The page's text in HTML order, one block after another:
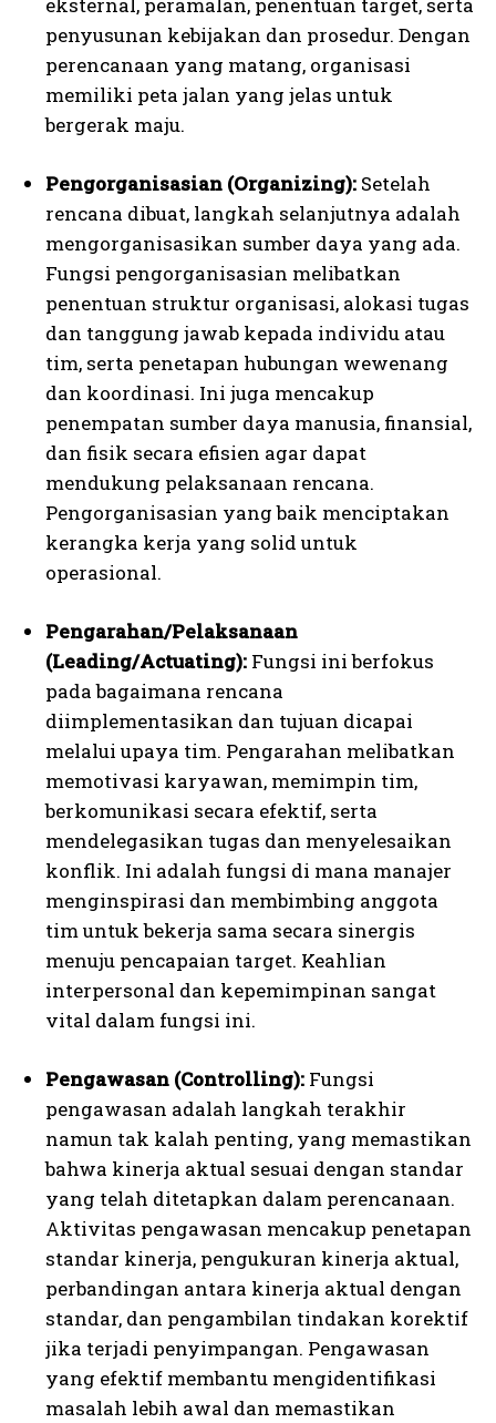
penyusunan kebijakan dan prosedur. Dengan
perencanaan yang matang, organisasi
memiliki peta jalan yang jelas untuk
bergerak maju.
Pengorganisasian (Organizing): Setelah
rencana dibuat, langkah selanjutnya adalah
mengorganisasikan sumber daya yang ada.
Fungsi pengorganisasian melibatkan
penentuan struktur organisasi, alokasi tugas
dan tanggung jawab kepada individu atau
tim, serta penetapan hubungan wewenang
dan koordinasi. Ini juga mencakup
penempatan sumber daya manusia, finansial,
dan fisik secara efisien agar dapat
mendukung pelaksanaan rencana.
Pengorganisasian yang baik menciptakan
kerangka kerja yang solid untuk
operasional.
Pengarahan/Pelaksanaan
(Leading/Actuating): Fungsi ini berfokus
pada bagaimana rencana
diimplementasikan dan tujuan dicapai
melalui upaya tim. Pengarahan melibatkan
memotivasi karyawan, memimpin tim,
berkomunikasi secara efektif, serta
mendelegasikan tugas dan menyelesaikan
konflik. Ini adalah fungsi di mana manajer
menginspirasi dan membimbing anggota
tim untuk bekerja sama secara sinergis
menuju pencapaian target. Keahlian
interpersonal dan kepemimpinan sangat
vital dalam fungsi ini.
Pengawasan (Controlling): Fungsi
pengawasan adalah langkah terakhir
namun tak kalah penting, yang memastikan
bahwa kinerja aktual sesuai dengan standar
yang telah ditetapkan dalam perencanaan.
Aktivitas pengawasan mencakup penetapan
standar kinerja, pengukuran kinerja aktual,
perbandingan antara kinerja aktual dengan
standar, dan pengambilan tindakan korektif
jika terjadi penyimpangan. Pengawasan
yang efektif membantu mengidentifikasi
masalah lebih awal dan memastikan